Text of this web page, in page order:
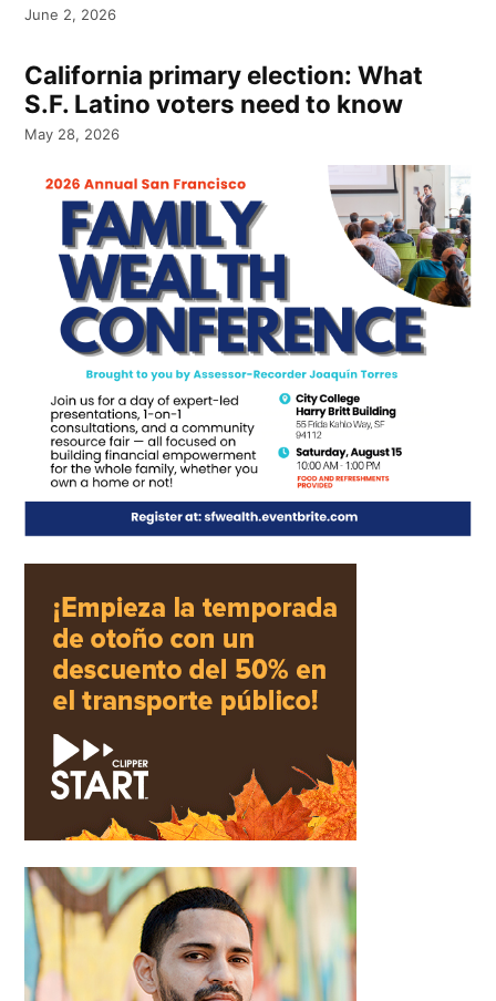
June 2, 2026
California primary election: What
S.F. Latino voters need to know
May 28, 2026